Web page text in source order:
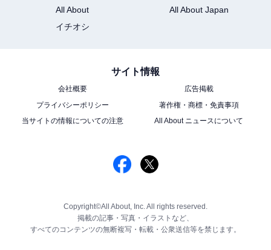
All About
All About Japan
イチオシ
サイト情報
会社概要
広告掲載
プライバシーポリシー
著作権・商標・免責事項
当サイトの情報についての注意
All About ニュースについて
Copyright©All About, Inc. All rights reserved.
掲載の記事・写真・イラストなど、
すべてのコンテンツの無断複写・転載・公衆送信等を禁じます。